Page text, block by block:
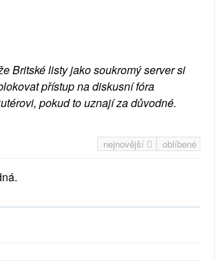
Britské listy jako soukromý server si
přístup na diskusní fóra
pokud to uznají za důvodné.
nejnovější oblíbené